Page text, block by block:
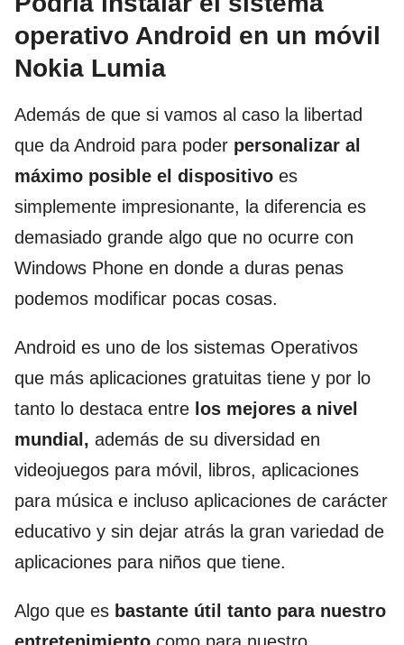
operativo Android en un móvil
Nokia Lumia
Además de que si vamos al caso la libertad
que da Android para poder personalizar al
máximo posible el dispositivo es
simplemente impresionante, la diferencia es
demasiado grande algo que no ocurre con
Windows Phone en donde a duras penas
podemos modificar pocas cosas.
Android es uno de los sistemas Operativos
que más aplicaciones gratuitas tiene y por lo
tanto lo destaca entre los mejores a nivel
mundial, además de su diversidad en
videojuegos para móvil, libros, aplicaciones
para música e incluso aplicaciones de carácter
educativo y sin dejar atrás la gran variedad de
aplicaciones para niños que tiene.
Algo que es bastante útil tanto para nuestro